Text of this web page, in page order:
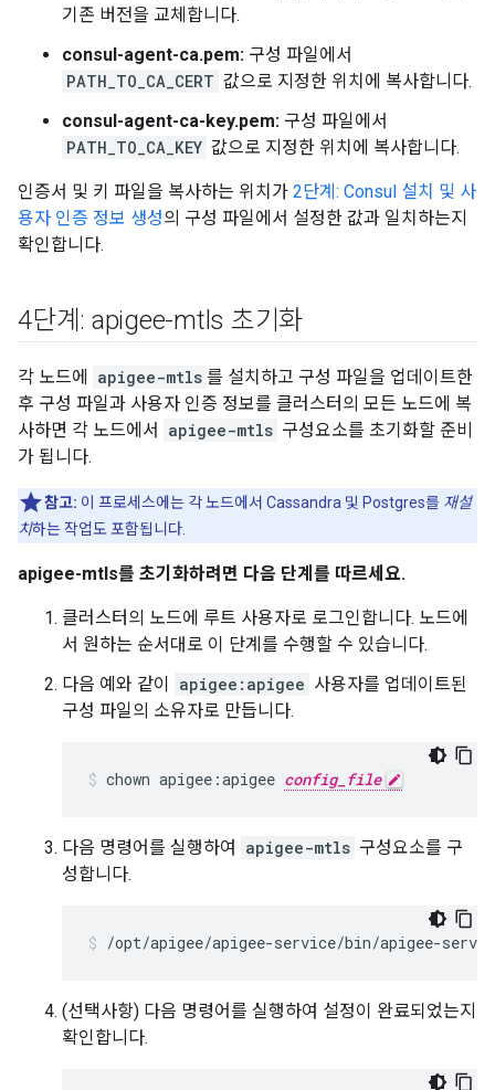
기존 버전을 교체합니다.
consul-agent-ca.pem: 구성 파일에서
PATH_TO_CA_CERT 값으로 지정한 위치에 복사합니다.
consul-agent-ca-key.pem: 구성 파일에서
PATH_TO_CA_KEY 값으로 지정한 위치에 복사합니다.
인증서 및 키 파일을 복사하는 위치가 2단계: Consul 설치 및 사
용자 인증 정보 생성의 구성 파일에서 설정한 값과 일치하는지
확인합니다.
4단계: apigee-mtls 초기화
각 노드에 apigee-mtls 를 설치하고 구성 파일을 업데이트한
후 구성 파일과 사용자 인증 정보를 클러스터의 모든 노드에 복
사하면 각 노드에서
apigee-mtls 구성요소를 초기화할 준비
가 됩니다.
참고: 이 프로세스에는 각 노드에서 Cassandra 및 Postgres를 재설
치하는 작업도 포함됩니다.
apigee-mtls를 초기화하려면 다음 단계를 따르세요.
클러스터의 노드에 루트 사용자로 로그인합니다. 노드에
서 원하는 순서대로 이 단계를 수행할 수 있습니다.
다음 예와 같이
apigee:apigee 사용자를 업데이트된
구성 파일의 소유자로 만듭니다.
chown apigee:apigee config_file
다음 명령어를 실행하여 apigee-mtls 구성요소를 구
성합니다.
/opt/apigee/apigee-service/bin/apigee-
(선택사항) 다음 명령어를 실행하여 설정이 완료되었는지
확인합니다.